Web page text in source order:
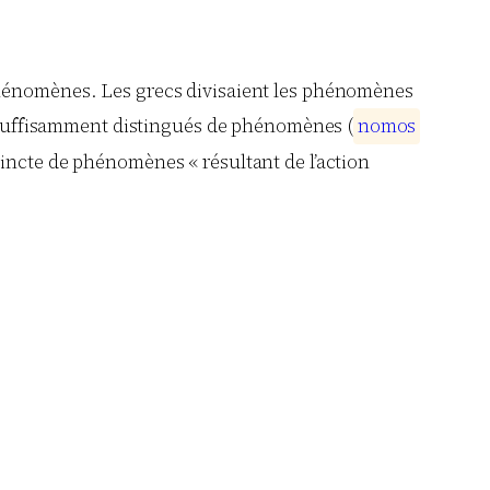
Les grecs divisaient les phénomènes
distingués de phénomènes (nomos
de phénomènes « résultant de l’action